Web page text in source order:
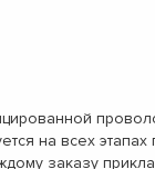
на всех
заказу